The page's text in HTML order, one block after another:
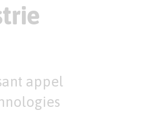
appel